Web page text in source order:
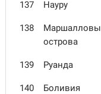
137 Науру
138
Маршалловы
острова
139 Руанда
140 Боливия